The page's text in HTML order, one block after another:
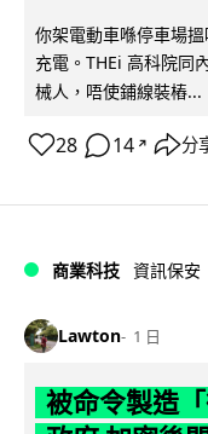
你架電動車喺停車場
充電。THEi 高科院同
械人，唔使鋪線裝樁...
28 14 ↗ 分
商業科技 資訊保安
Lawton 1 日
被命令製造